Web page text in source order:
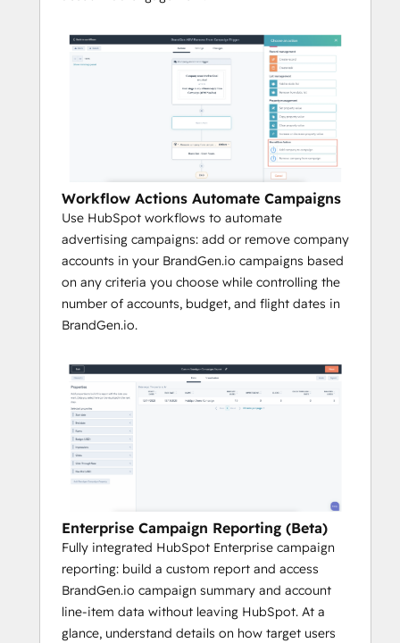
Workflow Actions Automate Campaigns
Use HubSpot workflows to automate
advertising campaigns: add or remove company
accounts in your BrandGen.io campaigns based
on any criteria you choose while controlling the
number of accounts, budget, and flight dates in
BrandGen.io.
Enterprise Campaign Reporting (Beta)
Fully integrated HubSpot Enterprise campaign
reporting: build a custom report and access
BrandGen.io campaign summary and account
line-item data without leaving HubSpot. At a
glance, understand details on how target users